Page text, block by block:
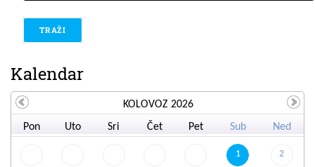
Kalendar
KOLOVOZ 2026
Pon
Uto Sri Čet Pet Sub Ned
1 2